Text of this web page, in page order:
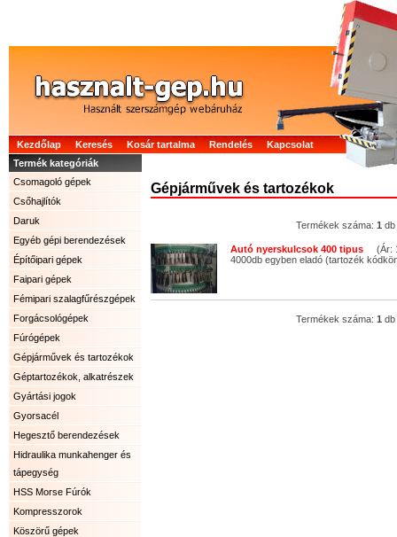
Kezdőlap Keresés Kosár tartalma Rendelés
Kapcsolat
Termék kategóriák
Csomagoló gépek
Csőhajlítók
Daruk
Egyéb gépi berendezések
Építőipari gépek
Faipari gépek
Fémipari szalagfűrészgépek
Forgácsológépek
Fúrógépek
Gépjárművek és tartozékok
Géptartozékok, alkatrészek
Gyártási jogok
Gyorsacél
Hegesztő berendezések
Hidraulika munkahenger és
tápegység
HSS Morse Fúrók
Kompresszorok
Köszörű gépek
Gépjárművek és tartozékok
Termékek száma: 1 db
Autó nyerskulcsok 400 tipus (Ár:
4000db egyben eladó (tartozék
Termékek száma: 1 db